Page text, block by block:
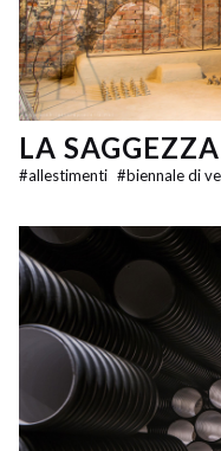
LA
#allestimenti #biennale di